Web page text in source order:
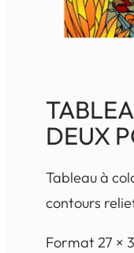
DEUX
Tableau à
contours
Format 27 ×